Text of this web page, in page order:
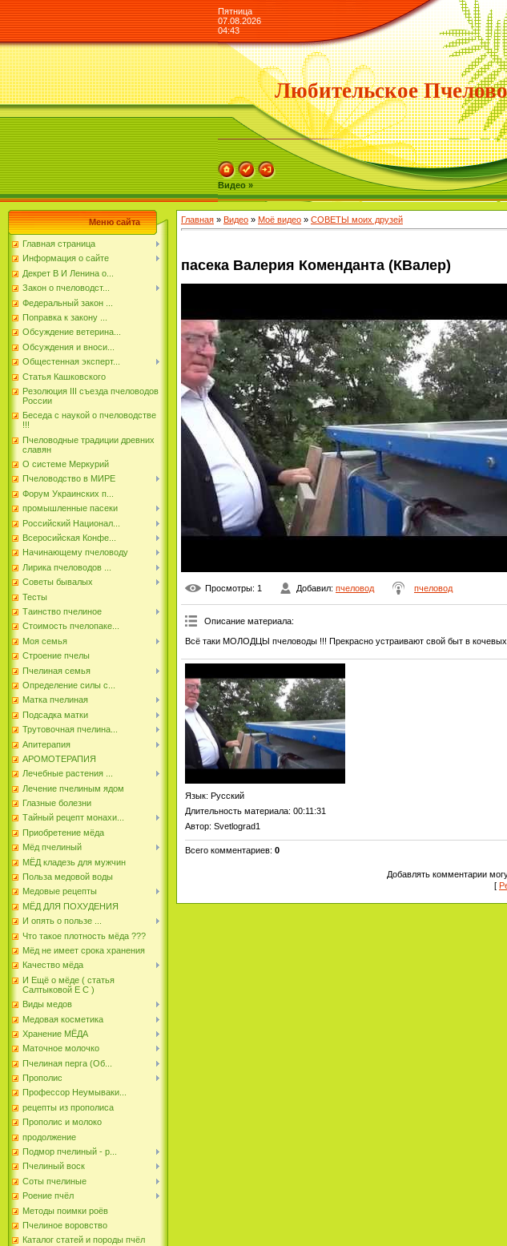
Пятница
07.08.2026
04:43
Любительское
Видео »
Меню сайта
Главная страница
Информация о сайте
Декрет В И Ленина о...
Закон о пчеловодст...
Федеральный закон ...
Поправка к закону ...
Обсуждение ветерина...
Обсуждения и вноси...
Общестенная эксперт...
Статья Кашковского
Резолюция III съезда пчеловодов
России
Беседа с наукой о пчеловодстве
!!!
Пчеловодные традиции древних
славян
О системе Меркурий
Пчеловодство в МИРЕ
Форум Украинских п...
промышленные пасеки
Российский Национал...
Всеросийская Конфе...
Начинающему пчеловоду
Лирика пчеловодов ...
Советы бывалых
Тесты
Таинство пчелиное
Стоимость пчелопаке...
Моя семья
Строение пчелы
Пчелиная семья
Определение силы с...
Матка пчелиная
Подсадка матки
Трутовочная пчелина...
Апитерапия
АРОМОТЕРАПИЯ
Лечебные растения ...
Лечение пчелиным ядом
Глазные болезни
Тайный рецепт монахи...
Приобретение мёда
Мёд пчелиный
МЁД кладезь для мужчин
Польза медовой воды
Медовые рецепты
МЁД ДЛЯ ПОХУДЕНИЯ
И опять о пользе ...
Что такое плотность мёда ???
Мёд не имеет срока хранения
Качество мёда
И Ещё о мёде ( статья
Салтыковой Е С )
Виды медов
Медовая косметика
Хранение МЁДА
Маточное молочко
Пчелиная перга (Об...
Прополис
Профессор Неумываки...
рецепты из прополиса
Прополис и молоко
продолжение
Подмор пчелиный - р...
Пчелиный воск
Соты пчелиные
Роение пчёл
Методы поимки роёв
Пчелиное воровство
Каталог статей и породы пчёл
Главная » Видео » Моё видео » СОВЕТЫ моих друзей
пасека Валерия Коменданта (КВалер)
Просмотры: 1 Добавил: пчеловод пчеловод
Описание материала:
Всё таки МОЛОДЦЫ пчеловоды !!! Прекрасно устраивают свой быт в кочевых
Язык: Русский
Длительность материала: 00:11:31
Автор: Svetlograd1
Всего комментариев: 0
Добавлять комментарии
[